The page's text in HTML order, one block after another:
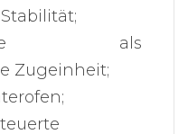
als
Zugeinheit;